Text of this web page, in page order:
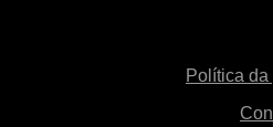
Política